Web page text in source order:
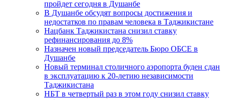
пройдет сегодня в Душанбе
В Душанбе обсудят вопросы достижения и
недостатков по правам человека в Таджикистане
Нацбанк Таджикистана снизил ставку
рефинансирования до 8%
Назначен новый председатель Бюро ОБСЕ в
Душанбе
Новый терминал столичного аэропорта буден сдан
в эксплуатацию к 20-летию независимости
Таджикистана
НБТ в четвертый раз в этом году снизил ставку